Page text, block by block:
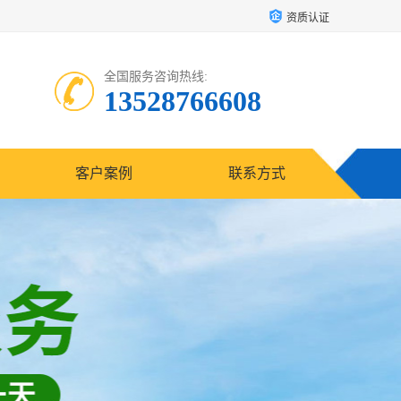
资质认证
全国服务咨询热线:
13528766608
客户案例 联系方式